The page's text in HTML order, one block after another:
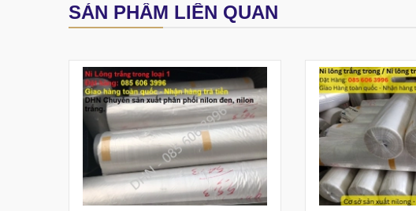
SẢN PHẨM LIÊN QUAN